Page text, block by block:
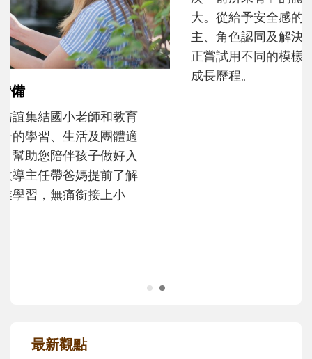
不同模樣
沒有人天生就擅長當爸爸！男人總是在一次
次「前所未有」的體驗中，跟著孩子一起長
大。從給予安全感的肢體遊戲，到獨立自
主、角色認同及解決問題的能力養成。爸爸
最新觀點